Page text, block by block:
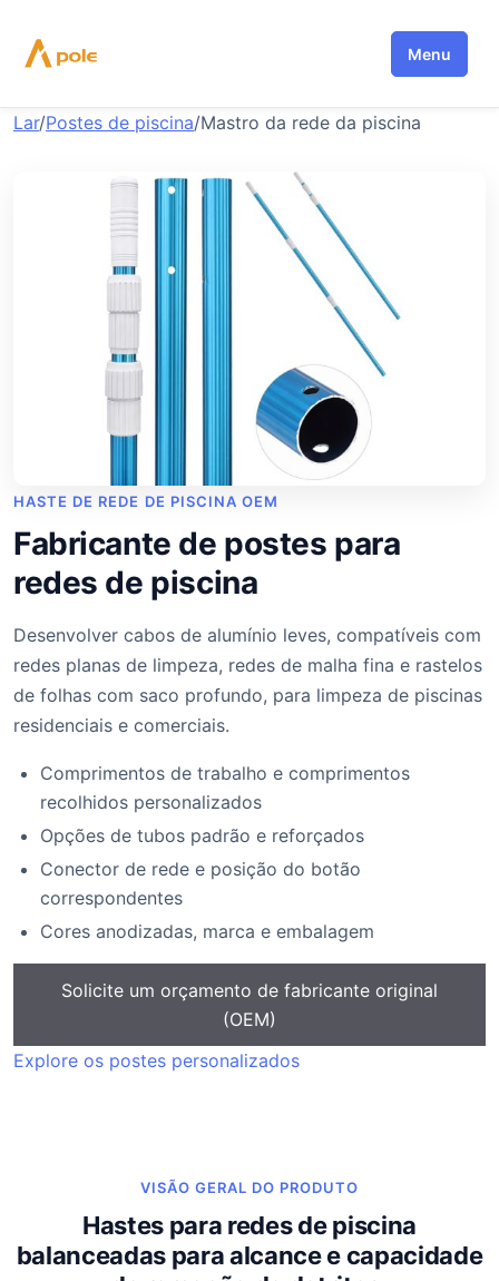
para
conteúdo
Menu
Lar/Postes de piscina/Mastro da rede da piscina
HASTE DE REDE DE PISCINA OEM
Fabricante de postes para
redes de piscina
Desenvolver cabos de alumínio leves, compatíveis com
redes planas de limpeza, redes de malha fina e rastelos
de folhas com saco profundo, para limpeza de piscinas
residenciais e comerciais.
Comprimentos de trabalho e comprimentos
recolhidos personalizados
Opções de tubos padrão e reforçados
Conector de rede e posição do botão
correspondentes
Cores anodizadas, marca e embalagem
Solicite um orçamento de fabricante original
(OEM)
Explore os postes personalizados
VISÃO GERAL DO PRODUTO
Hastes para redes de piscina
balanceadas para alcance e capacidade